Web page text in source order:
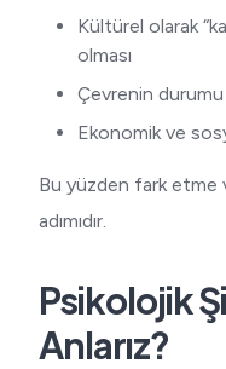
Kültürel olarak
olması
Çevrenin
Ekonomik ve
Bu yüzden fark etme
adımıdır.
Psikolojik
Anlarız?